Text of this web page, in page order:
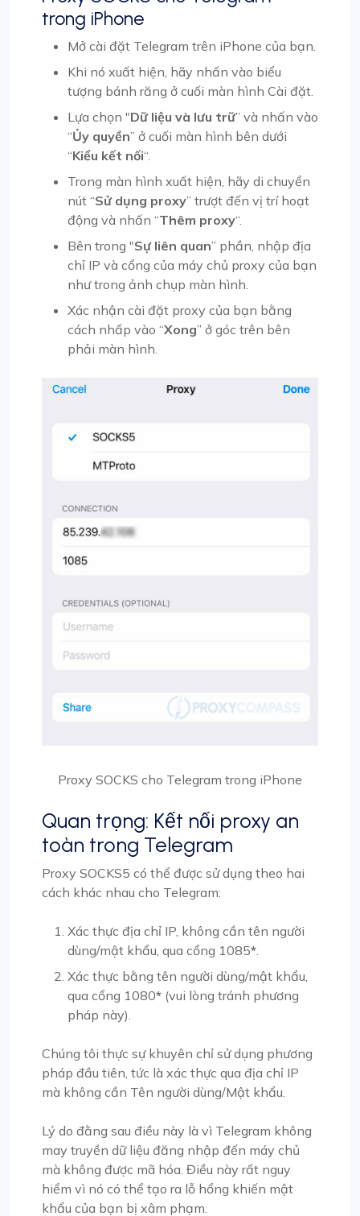
trong iPhone
Mở cài đặt Telegram trên iPhone của bạn.
Khi nó xuất hiện, hãy nhấn vào biểu
tượng bánh răng ở cuối màn hình Cài đặt.
Lựa chọn "Dữ liệu và lưu trữ” và nhấn vào
“Ủy quyền” ở cuối màn hình bên dưới
“Kiểu kết nối“.
Trong màn hình xuất hiện, hãy di chuyển
nút “Sử dụng proxy” trượt đến vị trí hoạt
động và nhấn “Thêm proxy“.
Bên trong "Sự liên quan” phần, nhập địa
chỉ IP và cổng của máy chủ proxy của bạn
như trong ảnh chụp màn hình.
Xác nhận cài đặt proxy của bạn bằng
cách nhấp vào “Xong” ở góc trên bên
phải màn hình.
Proxy SOCKS cho Telegram trong iPhone
Quan trọng: Kết nối proxy an
toàn trong Telegram
Proxy SOCKS5 có thể được sử dụng theo hai
cách khác nhau cho Telegram:
Xác thực địa chỉ IP, không cần tên người
dùng/mật khẩu, qua cổng 1085*.
Xác thực bằng tên người dùng/mật khẩu,
qua cổng 1080* (vui lòng tránh phương
pháp này).
Chúng tôi thực sự khuyên chỉ sử dụng phương
pháp đầu tiên, tức là xác thực qua địa chỉ IP
mà không cần Tên người dùng/Mật khẩu.
Lý do đằng sau điều này là vì Telegram không
may truyền dữ liệu đăng nhập đến máy chủ
mà không được mã hóa. Điều này rất nguy
hiểm vì nó có thể tạo ra lỗ hổng khiến mật
khẩu của bạn bị xâm phạm.